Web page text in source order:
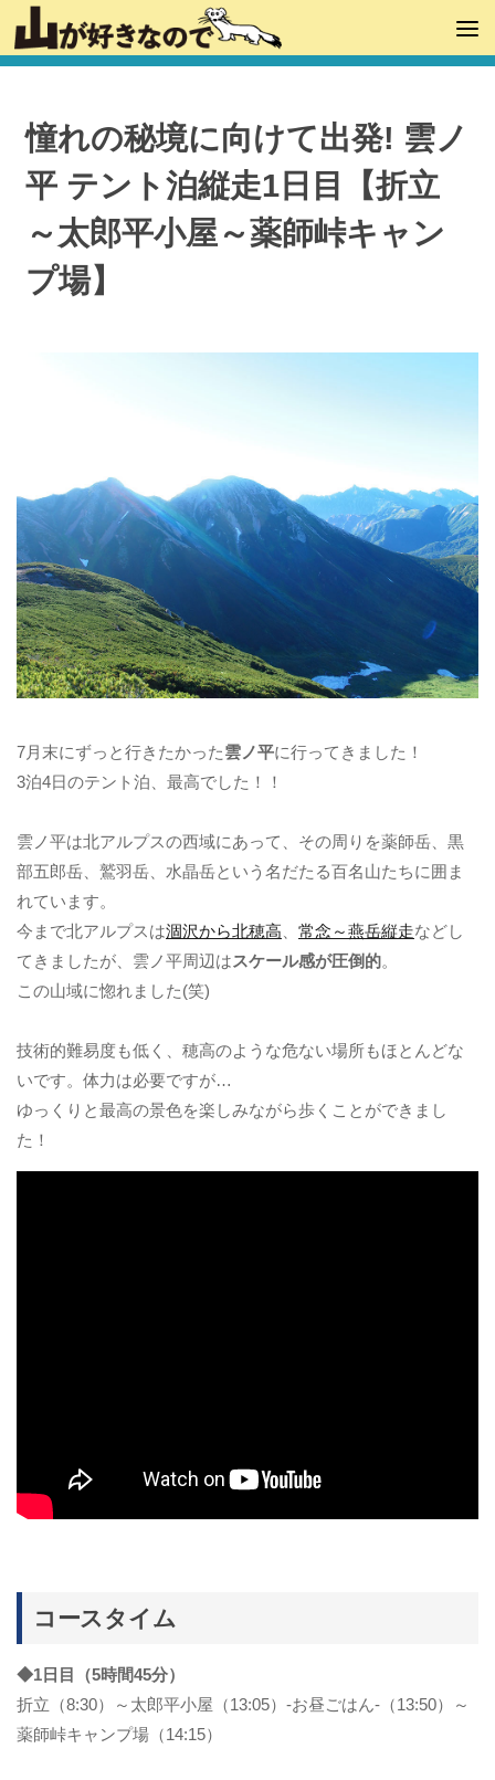
憧れの秘境に向けて出発! 雲ノ
平 テント泊縦走1日目【折立
～太郎平小屋～薬師峠キャン
プ場】
7月末にずっと行きたかった雲ノ平に行ってきました！
3泊4日のテント泊、最高でした！！
雲ノ平は北アルプスの西域にあって、その周りを薬師岳、黒
部五郎岳、鷲羽岳、水晶岳という名だたる百名山たちに囲ま
れています。
今まで北アルプスは涸沢から北穂高 常念～燕岳縦走などし
てきましたが、雲ノ平周辺はスケール感が圧倒的。
この山域に惚れました(笑)
技術的難易度も低く、穂高のような危ない場所もほとんどな
いです。体力は必要ですが…
ゆっくりと最高の景色を楽しみながら歩くことができまし
た！
コースタイム
◆1日目（5時間45分）
折立（8:30）～太郎平小屋（13:05）-お昼ごはん-（13:50）～
薬師峠キャンプ場（14:15）